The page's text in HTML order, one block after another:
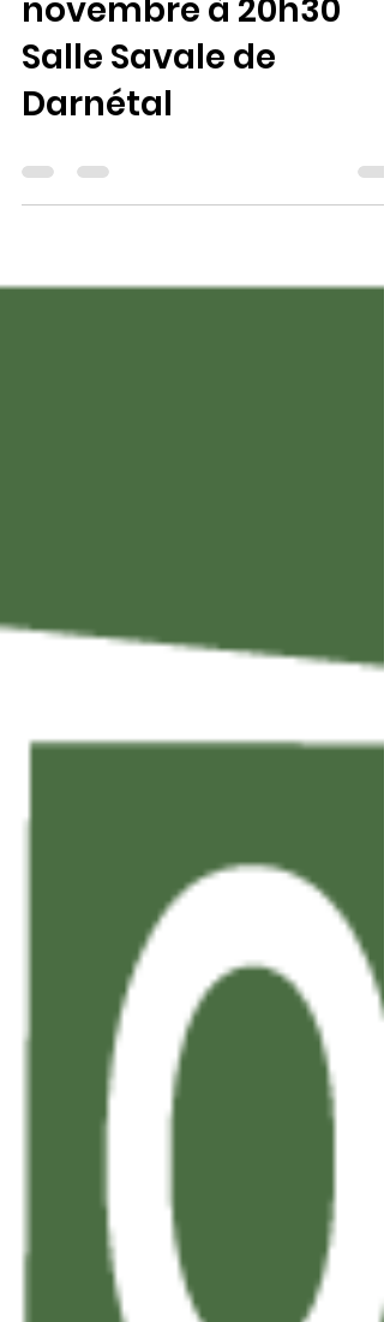
Spectacle de Magie
au profit de notre
association le 10
novembre à 20h30
Salle Savale de